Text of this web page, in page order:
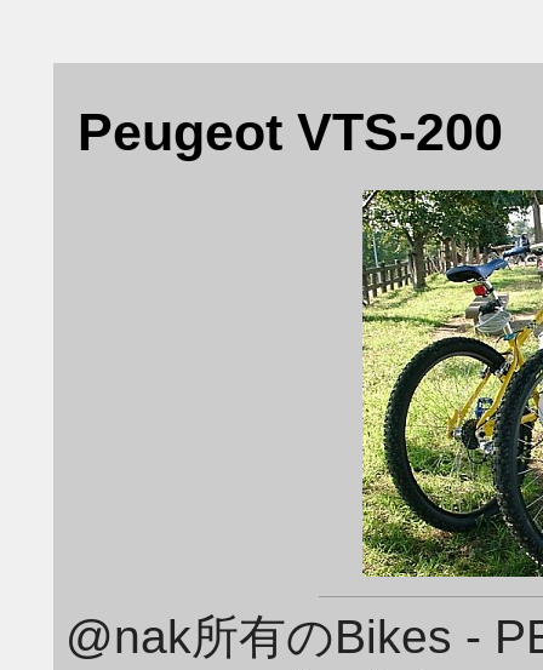
Peugeot VTS-200
@nak所有のBikes -